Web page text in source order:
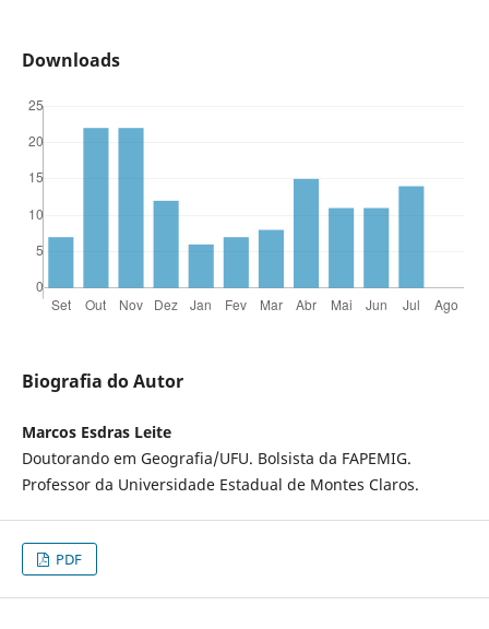
Downloads
Biografia do Autor
Marcos Esdras Leite
Doutorando em Geografia/UFU. Bolsista da FAPEMIG.
Professor da Universidade Estadual de Montes Claros.
PDF